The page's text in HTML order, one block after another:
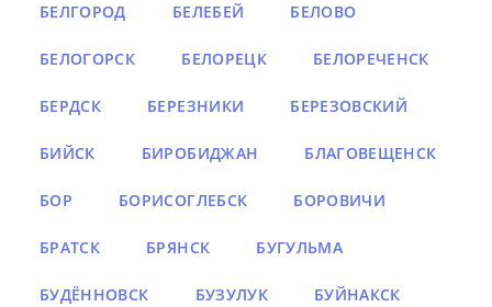
БЕЛГОРОД БЕЛЕБЕЙ БЕЛОВО
БЕЛОГОРСК БЕЛОРЕЦК БЕЛОРЕЧЕНСК
БЕРДСК БЕРЕЗНИКИ БЕРЕЗОВСКИЙ
БИЙСК БИРОБИДЖАН БЛАГОВЕЩЕНСК
БОР БОРИСОГЛЕБСК БОРОВИЧИ
БРАТСК БРЯНСК БУГУЛЬМА
БУДЁННОВСК БУЗУЛУК БУЙНАКСК